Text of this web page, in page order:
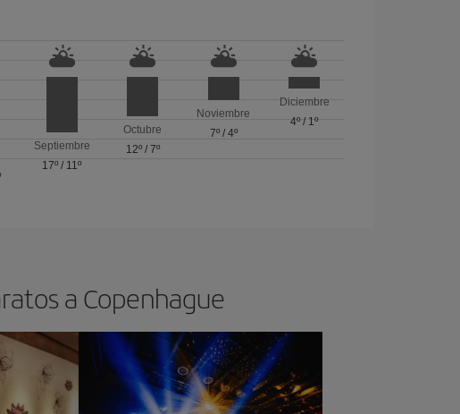
Septiembre
17º / 11º
Octubre
12º/ 7º
Noviembre
7º/ 4º
Diciembre
4º/ 1º
a Copenhague